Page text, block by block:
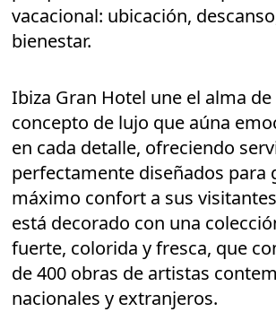
vacacional: ubicación,
bienestar.
Ibiza Gran Hotel une el alma
concepto de lujo que aúna
en cada detalle, ofreciendo
perfectamente diseñados para
máximo confort a sus
está decorado con una
fuerte, colorida y fresca, que
de 400 obras de artistas
nacionales y extranjeros.